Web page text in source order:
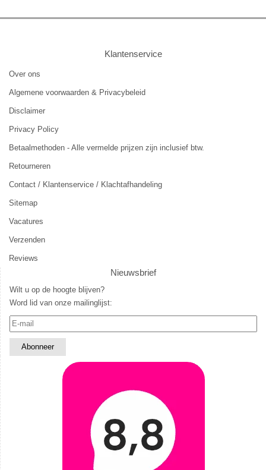
Klantenservice
Over ons
Algemene voorwaarden & Privacybeleid
Disclaimer
Privacy Policy
Betaalmethoden - Alle vermelde prijzen zijn inclusief btw.
Retourneren
Contact / Klantenservice / Klachtafhandeling
Sitemap
Vacatures
Verzenden
Reviews
Nieuwsbrief
Wilt u op de hoogte blijven?
Word lid van onze mailinglijst: